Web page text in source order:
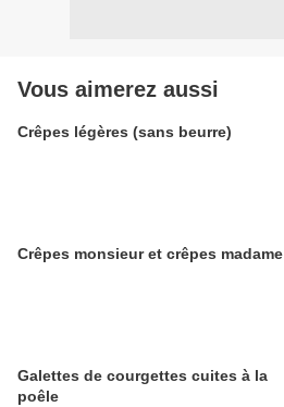
Vous aimerez aussi
Crêpes légères (sans beurre)
Crêpes monsieur et crêpes madame
Galettes de courgettes cuites à la
poêle